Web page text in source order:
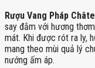
Rượu Vang Pháp
say đắm với hương
mát. Khi được rót ra ly,
mang theo mùi quả lý
nướng ấm áp.